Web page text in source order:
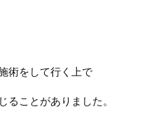
術をして行く上で
ることがありました。